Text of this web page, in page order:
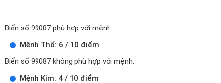
Biển số 99087 phù hợp với mệnh:
Mệnh Thổ: 6 / 10 điểm
Biển số 99087 không phù hợp với mệnh:
Mệnh Kim: 4 / 10 điểm